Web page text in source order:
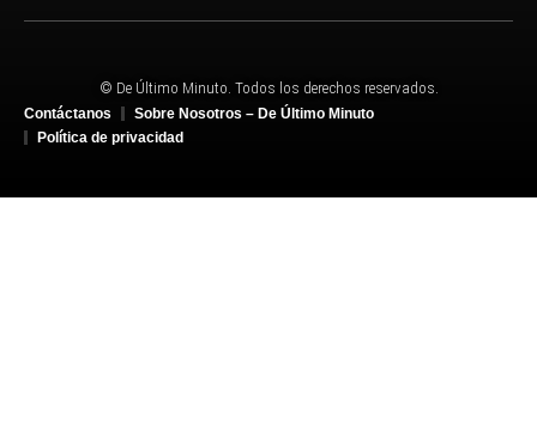
© De Último Minuto. Todos los derechos reservados.
Contáctanos
Sobre Nosotros – De Último Minuto
Política de privacidad